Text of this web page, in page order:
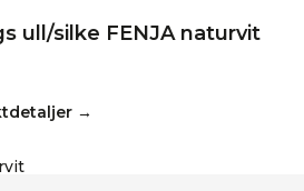
ull/silke FENJA naturvit
→